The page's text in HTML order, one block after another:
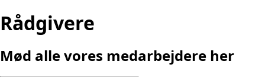
Rådgivere
Mød alle vores medarbejdere her